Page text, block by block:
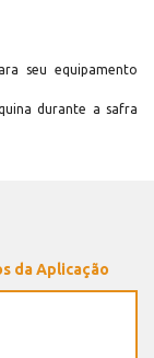
seu equipamento
durante a safra
da Aplicação